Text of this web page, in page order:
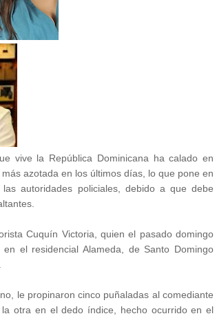
vive la República Dominicana ha calado en
azotada en los últimos días, lo que pone en
autoridades policiales, debido a que debe
Cuquín Victoria, quien el pasado domingo
el residencial Alameda, de Santo Domingo
le propinaron cinco puñaladas al comediante
otra en el dedo índice, hecho ocurrido en el